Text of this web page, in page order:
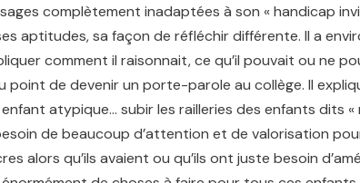
complètement inadaptées à son « handicap
aptitudes, sa façon de réfléchir différente. Il a
comment il raisonnait, ce qu’il pouvait ou ne
de devenir un porte-parole au collège. Il
atypique… subir les railleries des enfants dits
de beaucoup d’attention et de valorisation
qu’ils avaient ou qu’ils ont juste besoin